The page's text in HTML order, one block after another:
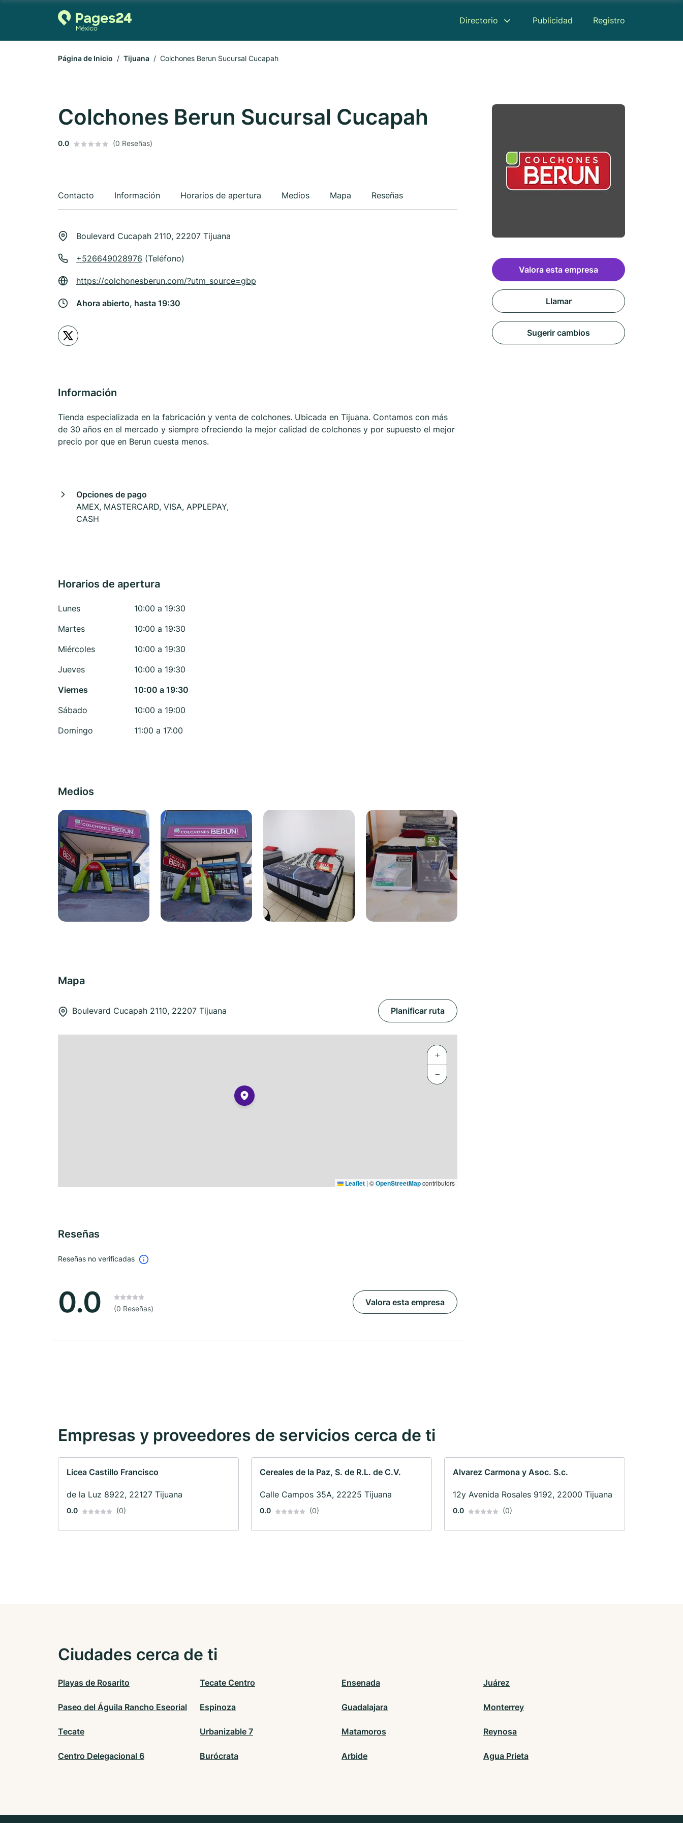
Directorio Publicidad Registro
Página de Inicio Tijuana Colchones Berun Sucursal Cucapah
Colchones Berun Sucursal Cucapah
0.0 (0 Reseñas)
Contacto Información Horarios de apertura Medios Mapa Reseñas
Boulevard Cucapah 2110, 22207 Tijuana
+526649028976 (Teléfono)
https://colchonesberun.com/?utm_source=gbp
Ahora abierto, hasta 19:30
Información
Tienda especializada en la fabricación y venta de colchones. Ubicada en Tijuana. Contamos con más
de 30 años en el mercado y siempre ofreciendo la mejor calidad de colchones y por supuesto el mejor
precio por que en Berun cuesta menos.
Opciones de pago
AMEX, MASTERCARD, VISA, APPLEPAY,
CASH
Horarios de apertura
Lunes
10:00 a 19:30
Martes
10:00 a 19:30
Miércoles
10:00 a 19:30
Jueves
10:00 a 19:30
Viernes
10:00 a 19:30
Sábado
10:00 a 19:00
Domingo
11:00 a 17:00
Medios
Mapa
Boulevard Cucapah 2110, 22207 Tijuana Planificar ruta
+
−
Leaflet | ©OpenStreetMapcontributors
Reseñas
Reseñas no verificadas
0.0 (0 Reseñas)
Valora esta empresa
Valora esta empresa
Llamar
Sugerir cambios
Empresas y proveedores de servicios cerca de ti
Licea Castillo Francisco
de la Luz 8922, 22127 Tijuana
0.0 (0)
Cereales de la Paz, S. de R.L. de C.V.
Calle Campos 35A, 22225 Tijuana
0.0 (0)
Alvarez Carmona y Asoc. S.c.
12y Avenida Rosales 9192, 22000 Tijuana
0.0 (0)
Ciudades cerca de ti
Playas de Rosarito Tecate Centro Ensenada Juárez
Paseo del Águila Rancho Eseorial Espinoza Guadalajara Monterrey
Tecate Urbanizable 7 Matamoros Reynosa
Centro Delegacional 6 Burócrata Arbide Agua Prieta